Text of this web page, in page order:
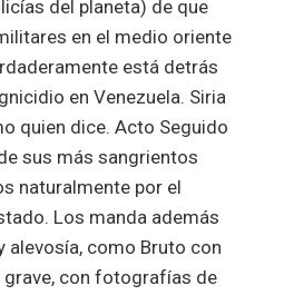
del planeta) de que
en el medio oriente
está detrás
en Venezuela. Siria
quien dice. Acto Seguido
sus más sangrientos
naturalmente por el
Los manda además
alevosía, como Bruto con
grave, con fotografías de